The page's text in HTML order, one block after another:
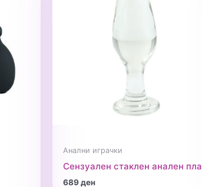
Анални играчки
Сензуален стаклен анален
689ден